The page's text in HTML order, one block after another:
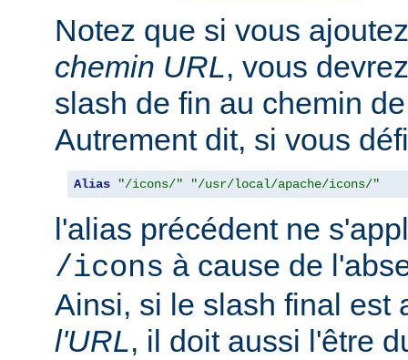
Notez que si vous
chemin URL, vous
slash de fin au chemin
Autrement dit, si vous
Alias "/icons/" "/usr/local/apache/icons/"
l'alias précédent ne
/icons à cause de
Ainsi, si le slash final est
l'URL, il doit aussi l'être